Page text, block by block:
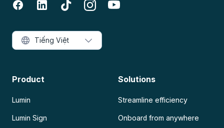
Product
Lumin
Lumin Sign
Solutions
Streamline efficiency
Onboard from anywhere
Tiếng Việt